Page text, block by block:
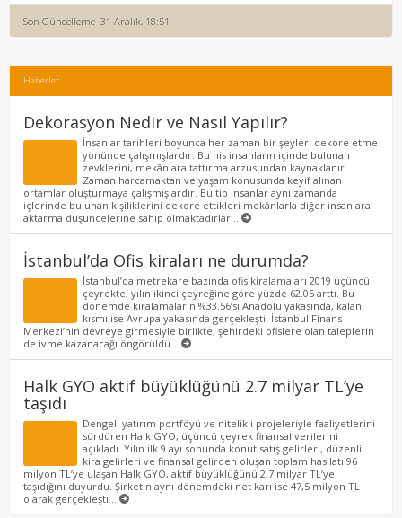
Son Güncelleme 31 Aralık, 18:51
Haberler
Dekorasyon Nedir ve Nasıl Yapılır?
İnsanlar tarihleri boyunca her zaman bir şeyleri dekore etme
yönünde çalışmışlardır. Bu his insanların içinde bulunan
zevklerini, mekânlara tattırma arzusundan kaynaklanır.
Zaman harcamaktan ve yaşam konusunda keyif alınan
ortamlar oluşturmaya çalışmışlardır. Bu tip insanlar aynı zamanda
içlerinde bulunan kişiliklerini dekore ettikleri mekânlarla diğer insanlara
aktarma düşüncelerine sahip olmaktadırlar....
İstanbul’da Ofis kiraları ne durumda?
İstanbul’da metrekare bazında ofis kiralamaları 2019 üçüncü
çeyrekte, yılın ikinci çeyreğine göre yüzde 62.05 arttı. Bu
dönemde kiralamaların %33.56’sı Anadolu yakasında, kalan
kısmı ise Avrupa yakasında gerçekleşti. İstanbul Finans
Merkezi’nin devreye girmesiyle birlikte, şehirdeki ofislere olan taleplerin
de ivme kazanacağı öngörüldü....
Halk GYO aktif büyüklüğünü 2.7 milyar TL’ye
taşıdı
Dengeli yatırım portföyü ve nitelikli projeleriyle faaliyetlerini
sürdüren Halk GYO, üçüncü çeyrek finansal verilerini
açıkladı. Yılın ilk 9 ayı sonunda konut satış gelirleri, düzenli
kira gelirleri ve finansal gelirden oluşan toplam hasılatı 96
milyon TL’ye ulaşan Halk GYO, aktif büyüklüğünü 2,7 milyar TL’ye
taşıdığını duyurdu. Şirketin aynı dönemdeki net karı ise 47,5 milyon TL
olarak gerçekleşti....